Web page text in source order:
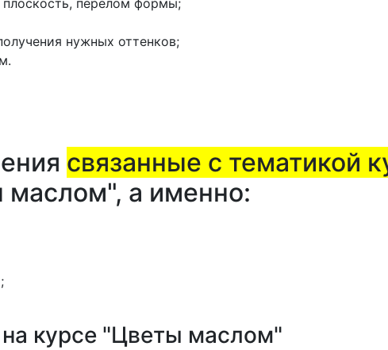
перелом формы;
нужных оттенков;
связанные с тематикой
маслом", а именно:
курсе "Цветы маслом"